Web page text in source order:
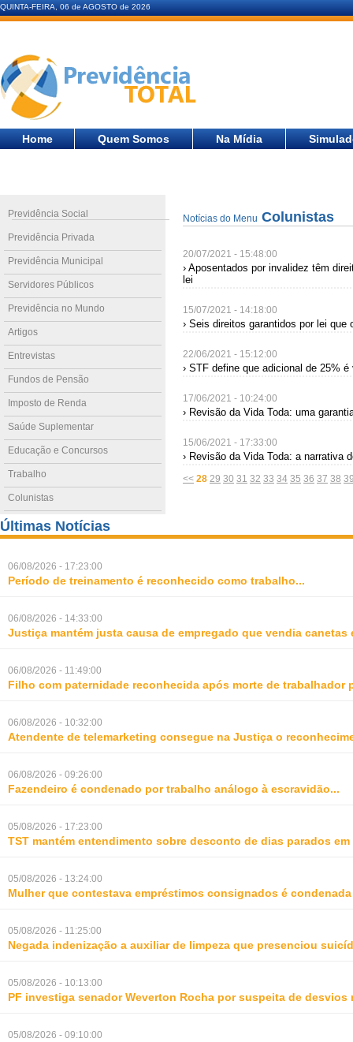
QUINTA-FEIRA, 06 de AGOSTO de 2026
Home Quem Somos Na Mídia
Previdência Social
Previdência Privada
Previdência Municipal
Servidores Públicos
Previdência no Mundo
Artigos
Entrevistas
Fundos de Pensão
Imposto de Renda
Saúde Suplementar
Educação e Concursos
Trabalho
Colunistas
Notícias do Menu Colunistas
20/07/2021 - 15:48:00
› Aposentados por invalidez têm
lei
15/07/2021 - 14:18:00
› Seis direitos garantidos por lei
22/06/2021 - 15:12:00
› STF define que adicional de 25%
17/06/2021 - 10:24:00
› Revisão da Vida Toda: uma
15/06/2021 - 17:33:00
› Revisão da Vida Toda: a narrativa
<< 28 29 30 31 32 33 34 35 36 37 38
Últimas Notícias
06/08/2026 - 17:23:00
Período de treinamento é reconhecido como trabalho...
06/08/2026 - 14:33:00
Justiça mantém justa causa de empregado que vendia canetas
06/08/2026 - 11:49:00
Filho com paternidade reconhecida após morte de trabalhador
06/08/2026 - 10:32:00
Atendente de telemarketing consegue na Justiça o
06/08/2026 - 09:26:00
Fazendeiro é condenado por trabalho análogo à escravidão...
05/08/2026 - 17:23:00
TST mantém entendimento sobre desconto de dias parados
05/08/2026 - 13:24:00
Mulher que contestava empréstimos consignados é
05/08/2026 - 11:25:00
Negada indenização a auxiliar de limpeza que presenciou
05/08/2026 - 10:13:00
PF investiga senador Weverton Rocha por suspeita de desvios
05/08/2026 - 09:10:00